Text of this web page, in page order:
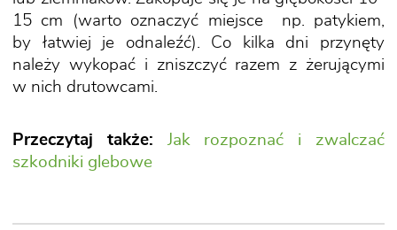
15 cm (warto oznaczyć miejsce np. patykiem,
by łatwiej je odnaleźć). Co kilka dni przynęty
należy wykopać i zniszczyć razem z żerującymi
w nich drutowcami.
Przeczytaj także:
Jak rozpoznać i zwalczać
szkodniki glebowe